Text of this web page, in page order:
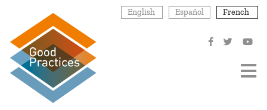
contenu
principal
English Español French